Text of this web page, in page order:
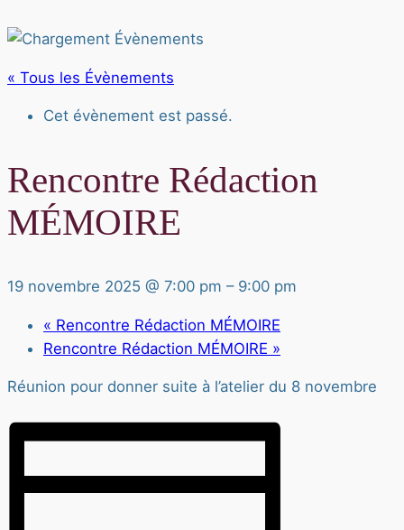
« Tous les Évènements
Cet évènement est passé.
Rencontre Rédaction
MÉMOIRE
19 novembre 2025 @ 7:00 pm – 9:00 pm
« Rencontre Rédaction MÉMOIRE
Rencontre Rédaction MÉMOIRE »
Réunion pour donner suite à l’atelier du 8 novembre